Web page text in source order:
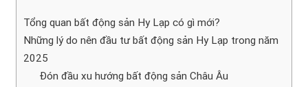
Tổng quan bất động sản Hy Lạp có gì mới?
Những lý do nên đầu tư bất động sản Hy Lạp trong năm
2025
Đón đầu xu hướng bất động sản Châu Âu